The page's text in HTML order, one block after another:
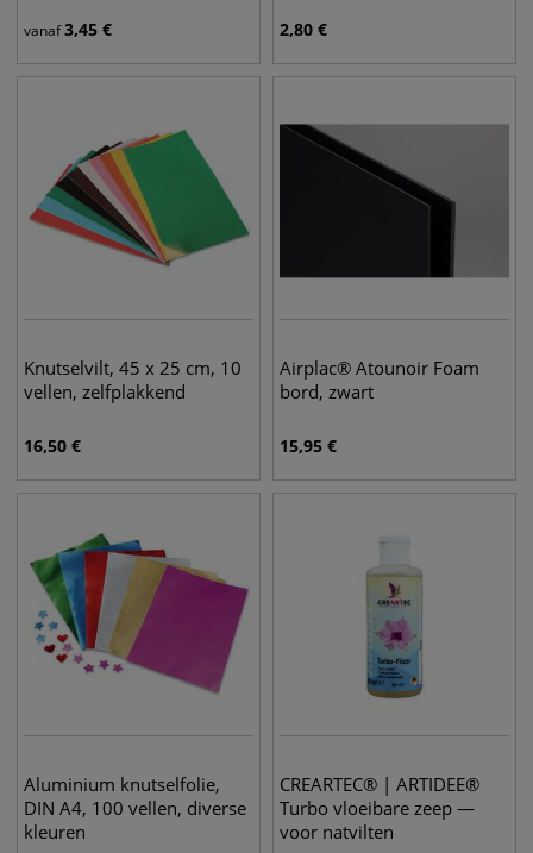
vanaf3,45 € 2,80 €
Knutselvilt, 45 x 25 cm, 10
vellen, zelfplakkend
16,50 €
Airplac® Atounoir Foam
bord, zwart
15,95 €
Aluminium knutselfolie,
DIN A4, 100 vellen, diverse
kleuren
CREARTEC® | ARTIDEE®
Turbo vloeibare zeep —
voor natvilten